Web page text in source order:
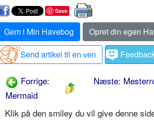
Save
Gem i Min Havebog
Opret din egen
Send artikel til en ven
Forrige:
Mermaid
Næste:
Klik på den smiley du vil give denne